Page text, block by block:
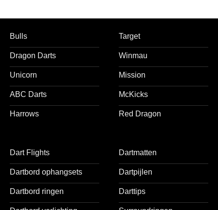
Bulls
Dragon Darts
Unicorn
ABC Darts
Harrows
Target
Winmau
Mission
McKicks
Red Dragon
Dart Flights
Dartbord ophangsets
Dartbord ringen
Dartmatten
Dartpijlen
Darttips